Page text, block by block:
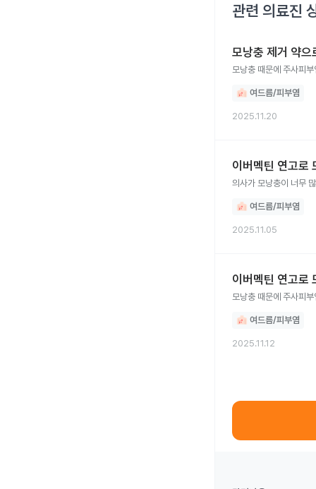
관련 의료진
모낭충 제거 약
모낭충 때문에 주사피
여드름/피부염
2025.11.20
이버멕틴 연고로
의사가 모낭충이 너무
여드름/피부염
2025.11.05
이버멕틴 연고로
모낭충 때문에 주사피
여드름/피부염
2025.11.12